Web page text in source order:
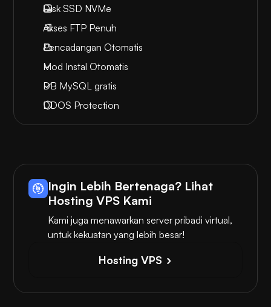
Disk SSD NVMe
Akses FTP Penuh
Pencadangan Otomatis
Mod Instal Otomatis
DB MySQL gratis
DDOS Protection
Ingin Lebih Bertenaga? Lihat
Hosting VPS Kami
Kami juga menawarkan server pribadi virtual,
untuk kekuatan yang lebih besar!
Hosting VPS